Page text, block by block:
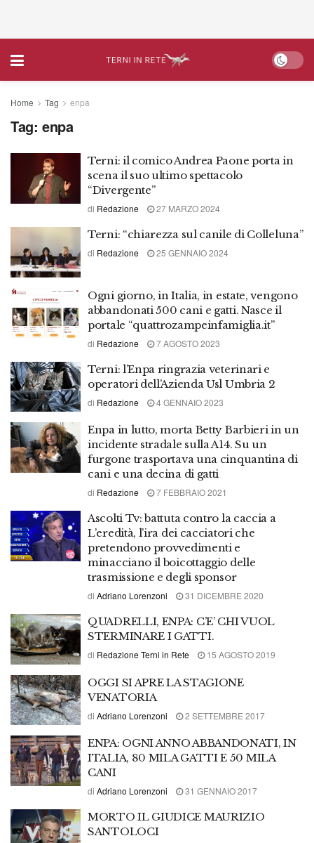
Home Tag enpa
Tag: enpa
Terni: il comico Andrea Paone porta in
scena il suo ultimo spettacolo
“Divergente”
di Redazione 27 MARZO 2024
Terni: “chiarezza sul canile di Colleluna”
di Redazione 25 GENNAIO 2024
Ogni giorno, in Italia, in estate, vengono
abbandonati 500 cani e gatti. Nasce il
portale “quattrozampeinfamiglia.it”
di Redazione 7 AGOSTO 2023
Terni: l’Enpa ringrazia veterinari e
operatori dell’Azienda Usl Umbria 2
di Redazione 4 GENNAIO 2023
Enpa in lutto, morta Betty Barbieri in un
incidente stradale sulla A14. Su un
furgone trasportava una cinquantina di
cani e una decina di gatti
di Redazione 7 FEBBRAIO 2021
Ascolti Tv: battuta contro la caccia a
L’eredità, l’ira dei cacciatori che
pretendono provvedimenti e
minacciano il boicottaggio delle
trasmissione e degli sponsor
di Adriano Lorenzoni 31 DICEMBRE 2020
QUADRELLI, ENPA: C’E’ CHI VUOL
STERMINARE I GATTI.
di Redazione Terni in Rete 15 AGOSTO 2019
OGGI SI APRE LA STAGIONE
VENATORIA
di Adriano Lorenzoni 2 SETTEMBRE 2017
ENPA: OGNI ANNO ABBANDONATI, IN
ITALIA, 80 MILA GATTI E 50 MILA
CANI
di Adriano Lorenzoni 31 GENNAIO 2017
MORTO IL GIUDICE MAURIZIO
SANTOLOCI